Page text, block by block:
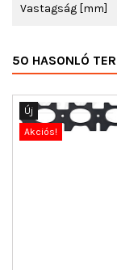
Vastagság [mm]
50 HASONLÓ
Új
Akciós!